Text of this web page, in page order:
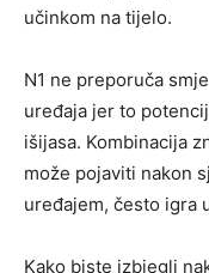
učinkom na tijelo.
N1 ne preporuča
uređaja jer to
išijasa. Kombinacija
može pojaviti nakon
uređajem, često igra
Kako biste izbjegli